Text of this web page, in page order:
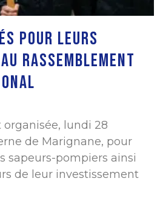
POUR LEURS
RASSEMBLEMENT
lundi 28
de Marignane, pour
sapeurs-pompiers ainsi
de leur investissement